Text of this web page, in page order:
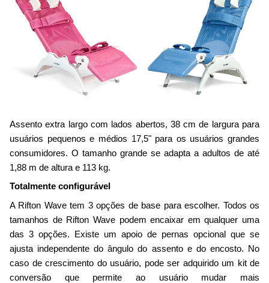
Assento extra largo com lados abertos, 38 cm de largura para
usuários pequenos e médios 17,5" para os usuários grandes
consumidores. O tamanho grande se adapta a adultos de até
1,88 m de altura e 113 kg.
Totalmente configurável
A Rifton Wave tem 3 opções de base para escolher. Todos os
tamanhos de Rifton Wave podem encaixar em qualquer uma
das 3 opções. Existe um apoio de pernas opcional que se
ajusta independente do ângulo do assento e do encosto. No
caso de crescimento do usuário, pode ser adquirido um kit de
conversão que permite ao usuário mudar mais